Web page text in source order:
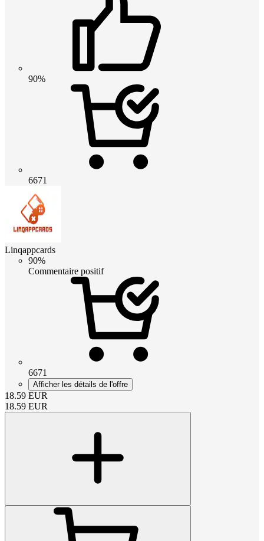
90%
6671
Linqappcards
90%
Commentaire positif
6671
Afficher les détails de l'offre
18.59 EUR
18.59 EUR